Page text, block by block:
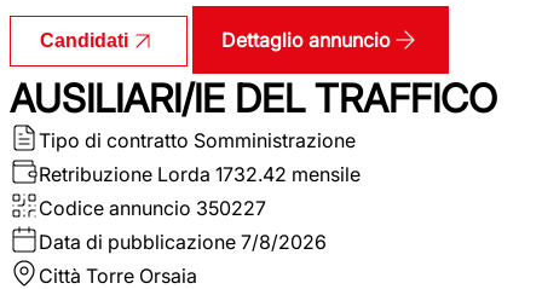
Candidati Dettaglio annuncio
AUSILIARI/IE DEL TRAFFICO
Tipo di contratto Somministrazione
Retribuzione Lorda 1732.42 mensile
Codice annuncio 350227
Data di pubblicazione 7/8/2026
Città Torre Orsaia